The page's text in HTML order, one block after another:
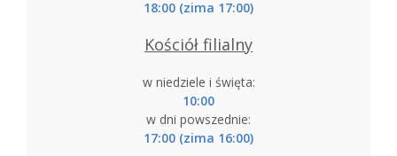
18:00 (zima 17:00)
Kościół filialny
w niedziele i święta:
10:00
w dni powszednie:
17:00 (zima 16:00)